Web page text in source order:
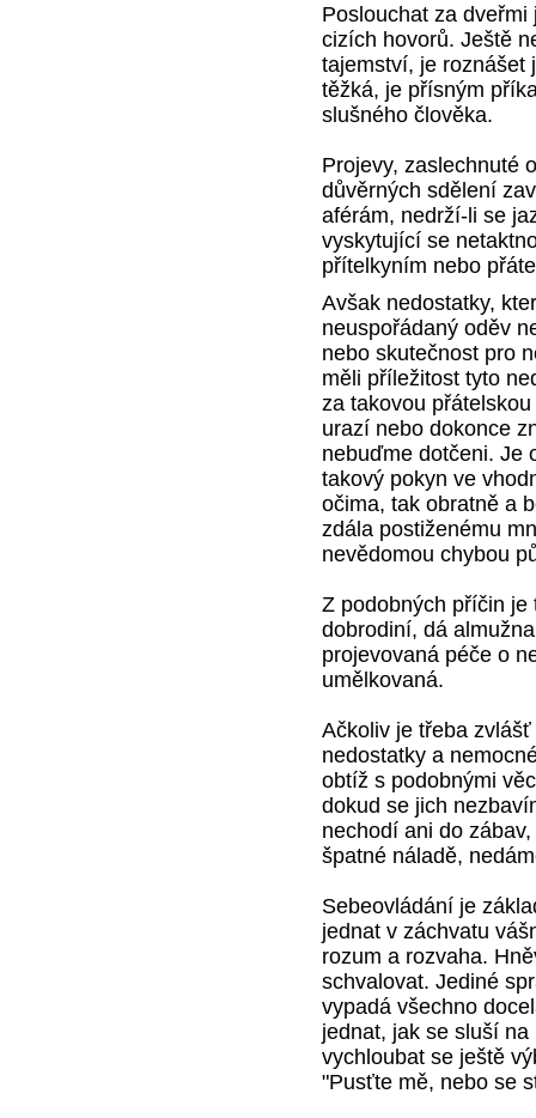
Poslouchat za
cizích hovorů. Ještě
tajemství, je roznášet
těžká, je přísným
slušného člověka.
Projevy, zaslechnuté
důvěrných sdělení
aférám, nedrží-li se
vyskytující se
přítelkyním nebo
Avšak nedostatky,
neuspořádaný oděv
nebo skutečnost pro
měli příležitost tyto
za takovou
urazí nebo dokonce
nebuďme dotčeni. Je
takový pokyn ve
očima, tak obratně a
zdála postiženému
nevědomou chybou
Z podobných příčin je
dobrodiní, dá
projevovaná péče o
umělkovaná.
Ačkoliv je třeba
nedostatky a
obtíž s podobnými
dokud se jich
nechodí ani do
špatné náladě,
Sebeovládání je
jednat v záchvatu
rozum a rozvaha.
schvalovat. Jediné
vypadá všechno
jednat, jak se sluší
vychloubat se ještě
"Pusťte mě, nebo se